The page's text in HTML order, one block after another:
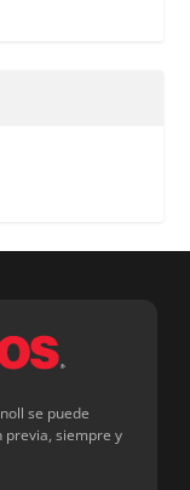
se puede
previa, siempre y